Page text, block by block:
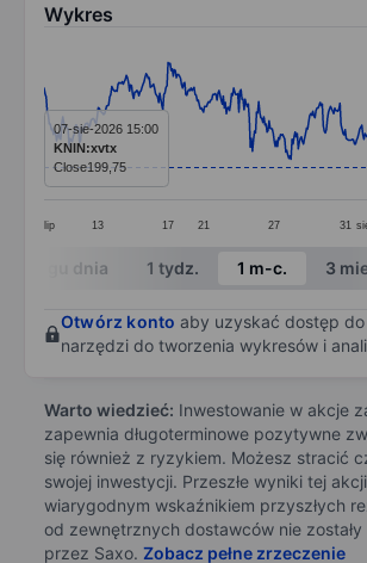
Wykres
Line chart with 391 data points.
The chart has 1 X axis displaying
The chart has 1 Y axis displaying
lip 13 17 21 27 31
07-sie-2026 15:00
KNIN:xvtx
Close199,75
End of interactive chart.
W ciągu dnia 1 tydz. 1 m-c. 3
Otwórz konto aby uzyskać dostęp
narzędzi do tworzenia wykresów i
Warto wiedzieć: Inwestowanie w akcje
zapewnia długoterminowe pozytywne
się również z ryzykiem. Możesz stracić
swojej inwestycji. Przeszłe wyniki tej
wiarygodnym wskaźnikiem przyszłych
od zewnętrznych dostawców nie zostały
przez Saxo. Zobacz pełne zrzeczenie